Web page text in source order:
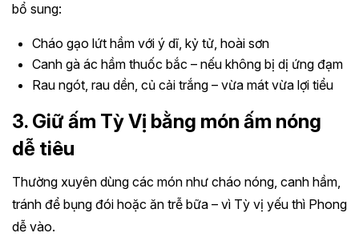
bổ sung:
Cháo gạo lứt hầm với ý dĩ, kỷ tử, hoài sơn
Canh gà ác hầm thuốc bắc – nếu không bị dị ứng đạm
Rau ngót, rau dền, củ cải trắng – vừa mát vừa lợi tiểu
3. Giữ ấm Tỳ Vị bằng món ấm nóng
dễ tiêu
Thường xuyên dùng các món như cháo nóng, canh hầm,
tránh để bụng đói hoặc ăn trễ bữa – vì Tỳ vị yếu thì Phong
dễ vào.